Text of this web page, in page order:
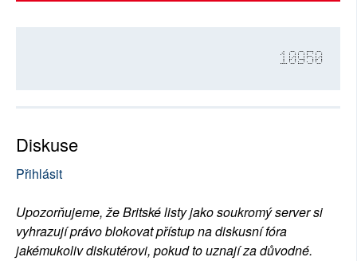
10950
Diskuse
Přihlásit
Upozorňujeme, že Britské listy jako soukromý server si
vyhrazují právo blokovat přístup na diskusní fóra
jakémukoliv diskutérovi, pokud to uznají za důvodné.